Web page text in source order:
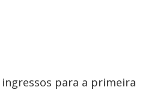
para a primeira